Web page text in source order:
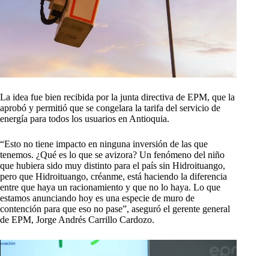
La idea fue bien recibida por la junta directiva de EPM, que la
aprobó y permitió que se congelara la tarifa del servicio de
energía para todos los usuarios en Antioquia.
“Esto no tiene impacto en ninguna inversión de las que
tenemos. ¿Qué es lo que se avizora? Un fenómeno del niño
que hubiera sido muy distinto para el país sin Hidroituango,
pero que Hidroituango, créanme, está haciendo la diferencia
entre que haya un racionamiento y que no lo haya. Lo que
estamos anunciando hoy es una especie de muro de
contención para que eso no pase”, aseguró el gerente general
de EPM, Jorge Andrés Carrillo Cardozo.